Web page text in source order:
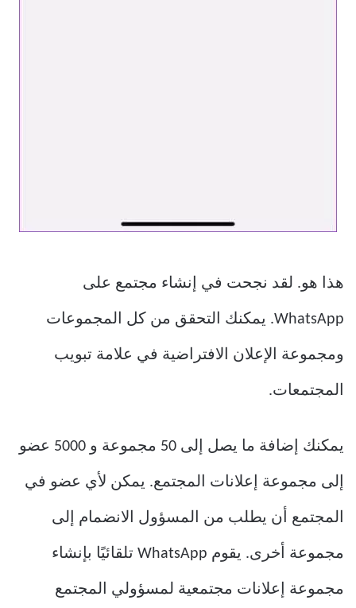
هذا هو. لقد نجحت في إنشاء مجتمع على
WhatsApp. يمكنك التحقق من كل المجموعات
ومجموعة الإعلان الافتراضية في علامة تبويب
المجتمعات.
يمكنك إضافة ما يصل إلى 50 مجموعة و 5000 عضو
إلى مجموعة إعلانات المجتمع. يمكن لأي عضو في
المجتمع أن يطلب من المسؤول الانضمام إلى
مجموعة أخرى. يقوم WhatsApp تلقائيًا بإنشاء
مجموعة إعلانات مجتمعية لمسؤولي المجتمع